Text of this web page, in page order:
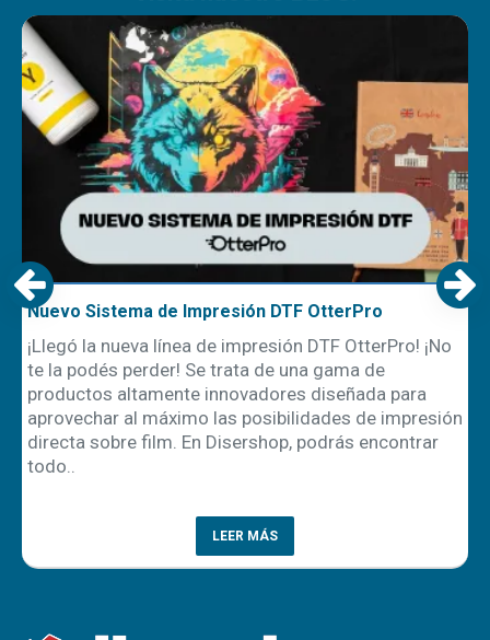
Nuevo Sistema de Impresión DTF OtterPro
¡Llegó la nueva línea de impresión DTF OtterPro! ¡No
te la podés perder! Se trata de una gama de
productos altamente innovadores diseñada para
aprovechar al máximo las posibilidades de impresión
directa sobre film. En Disershop, podrás encontrar
todo..
LEER MÁS